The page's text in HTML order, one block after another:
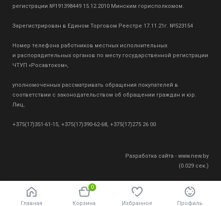
регистрации №191398449 15.12.2010 Минским горисполкомом.
Зарегистрирован в Едином Торговом Реестре 17.11.21г. №523154
Номер телефона работников местных исполнительных
и распорядительных органов по месту государственной регистрации
ЧТУП «Росавтоком»,
уполномоченных рассматривать обращения покупателей в
соответствии с законодательством об обращении граждан и юр.
Лиц,
+375(17)351-61-15, +375(17)390-62-68, +375(17)275 26 00
Разработка сайта - www.new.by
(0.029 сек.)
Главная
0
Корзина Избранное Профиль